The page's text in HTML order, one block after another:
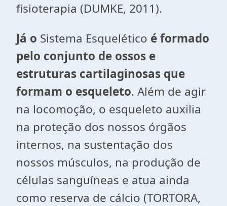
fisioterapia (DUMKE, 2011).
Já o Sistema Esquelético é formado
pelo conjunto de ossos e
estruturas cartilaginosas que
formam o esqueleto. Além de agir
na locomoção, o esqueleto auxilia
na proteção dos nossos órgãos
internos, na sustentação dos
nossos músculos, na produção de
células sanguíneas e atua ainda
como reserva de cálcio (TORTORA,